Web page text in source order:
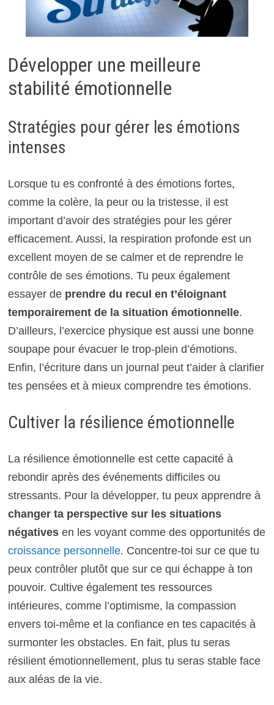
Développer une meilleure
stabilité émotionnelle
Stratégies pour gérer les émotions
intenses
Lorsque tu es confronté à des émotions fortes,
comme la colère, la peur ou la tristesse, il est
important d’avoir des stratégies pour les gérer
efficacement. Aussi, la respiration profonde est un
excellent moyen de se calmer et de reprendre le
contrôle de ses émotions. Tu peux également
essayer de prendre du recul en t’éloignant
temporairement de la situation émotionnelle.
D’ailleurs, l’exercice physique est aussi une bonne
soupape pour évacuer le trop-plein d’émotions.
Enfin, l’écriture dans un journal peut t’aider à clarifier
tes pensées et à mieux comprendre tes émotions.
Cultiver la résilience émotionnelle
La résilience émotionnelle est cette capacité à
rebondir après des événements difficiles ou
stressants. Pour la développer, tu peux apprendre à
changer ta perspective sur les situations
négativesen les voyant comme des opportunités de
croissance personnelle. Concentre-toi sur ce que tu
peux contrôler plutôt que sur ce qui échappe à ton
pouvoir. Cultive également tes ressources
intérieures, comme l’optimisme, la compassion
envers toi-même et la confiance en tes capacités à
surmonter les obstacles. En fait, plus tu seras
résilient émotionnellement, plus tu seras stable face
aux aléas de la vie.